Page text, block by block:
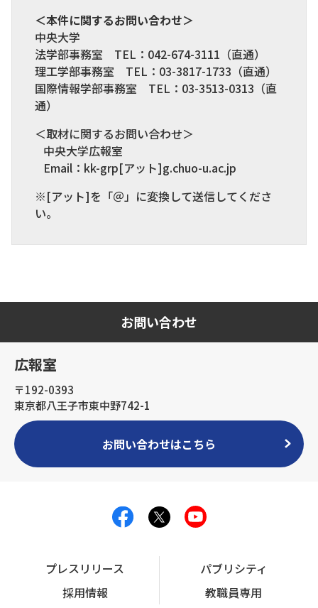
＜本件に関するお問い合わせ＞
中央大学
法学部事務室 TEL：042-674-3111（直通）
理工学部事務室 TEL：03-3817-1733（直通）
国際情報学部事務室 TEL：03-3513-0313（直
通）
＜取材に関するお問い合わせ＞
中央大学広報室
Email：kk-grp[アット]g.chuo-u.ac.jp
※[アット]を「＠」に変換して送信してくださ
い。
お問い合わせ
広報室
〒192-0393
東京都八王子市東中野742-1
お問い合わせはこちら
プレスリリース
パブリシティ
採用情報
教職員専用